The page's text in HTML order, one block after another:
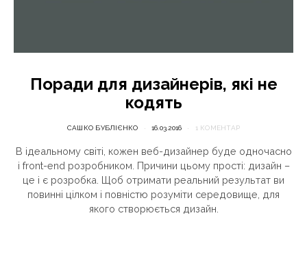
Поради для дизайнерів, які не
кодять
САШКО БУБЛІЄНКО 16.03.2016 1 КОМЕНТАР
В ідеальному світі, кожен веб-дизайнер буде одночасно
і front-end розробником. Причини цьому прості: дизайн –
це і є розробка. Щоб отримати реальний результат ви
повинні цілком і повністю розуміти середовище, для
якого створюється дизайн.